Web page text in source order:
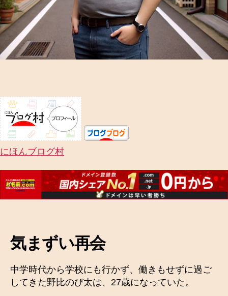
にほんブログ村
気まずい再会
中学時代から学校にも行かず、働きもせずに過ご
してきた野比のび太は、27歳になっていた。